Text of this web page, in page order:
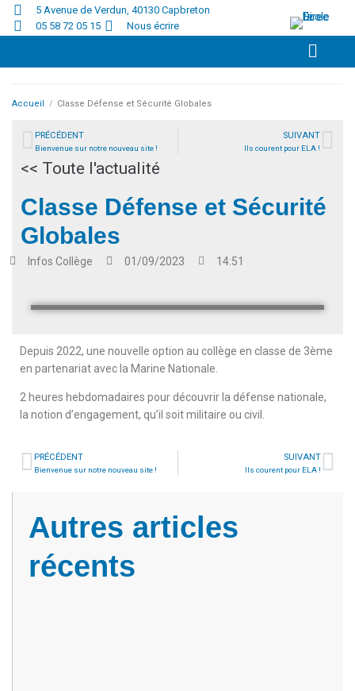
5 Avenue de Verdun, 40130 Capbreton
05 58 72 05 15
Nous écrire
Accueil / Classe Défense et Sécurité Globales
PRÉCÉDENT
Bienvenue sur notre nouveau site !
SUIVANT
Ils courent pour ELA !
<< Toute l'actualité
Classe Défense et Sécurité
Globales
Infos Collège 01/09/2023 14:51
Depuis 2022, une nouvelle option au collège en classe de 3ème
en partenariat avec la Marine Nationale.
2 heures hebdomadaires pour découvrir la défense nationale,
la notion d’engagement, qu’il soit militaire ou civil.
PRÉCÉDENT
Bienvenue sur notre nouveau site !
SUIVANT
Ils courent pour ELA !
Autres articles
récents